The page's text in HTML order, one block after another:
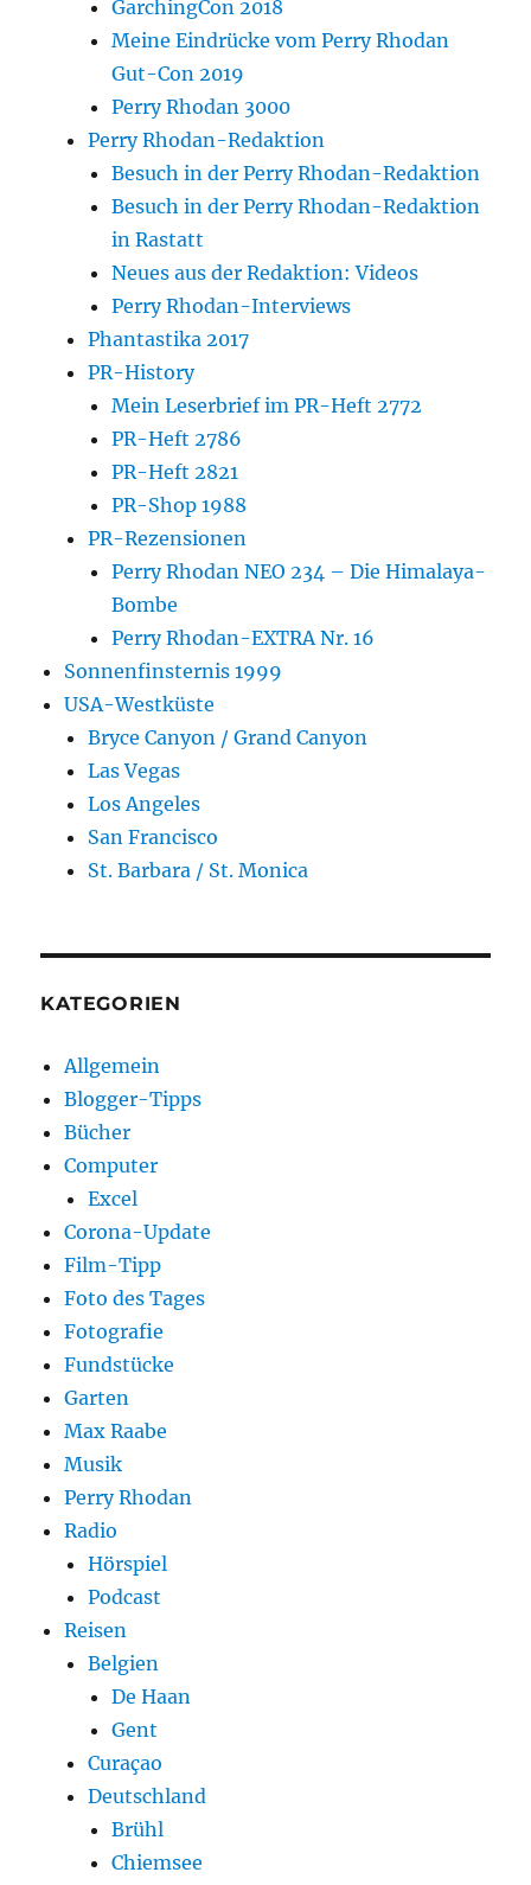
GarchingCon 2018
Meine Eindrücke vom Perry Rhodan
Gut-Con 2019
Perry Rhodan 3000
Perry Rhodan-Redaktion
Besuch in der Perry Rhodan-Redaktion
Besuch in der Perry Rhodan-Redaktion
in Rastatt
Neues aus der Redaktion: Videos
Perry Rhodan-Interviews
Phantastika 2017
PR-History
Mein Leserbrief im PR-Heft 2772
PR-Heft 2786
PR-Heft 2821
PR-Shop 1988
PR-Rezensionen
Perry Rhodan NEO 234 – Die Himalaya-
Bombe
Perry Rhodan-EXTRA Nr. 16
Sonnenfinsternis 1999
USA-Westküste
Bryce Canyon / Grand Canyon
Las Vegas
Los Angeles
San Francisco
St. Barbara / St. Monica
KATEGORIEN
Allgemein
Blogger-Tipps
Bücher
Computer
Excel
Corona-Update
Film-Tipp
Foto des Tages
Fotografie
Fundstücke
Garten
Max Raabe
Musik
Perry Rhodan
Radio
Hörspiel
Podcast
Reisen
Belgien
De Haan
Gent
Curaçao
Deutschland
Brühl
Chiemsee